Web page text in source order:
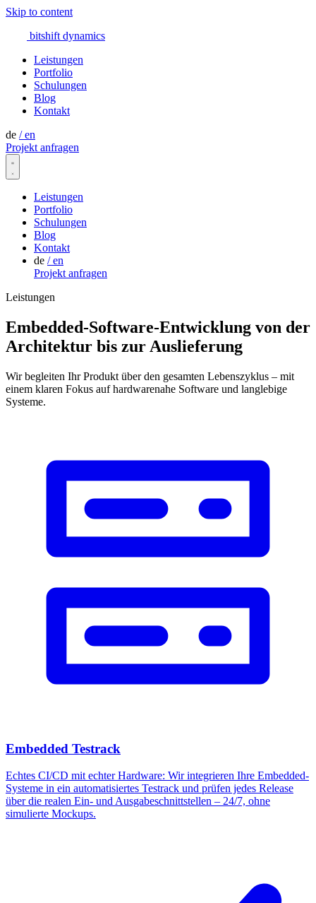
Skip to content
bitshift dynamics
Leistungen
Portfolio
Schulungen
Blog
Kontakt
de /en
Projekt anfragen
Leistungen
Portfolio
Schulungen
Blog
Kontakt
de /en
Projekt anfragen
Leistungen
Embedded-Software-Entwicklung von der
Architektur bis zur Auslieferung
Wir begleiten Ihr Produkt über den gesamten Lebenszyklus – mit
einem klaren Fokus auf hardwarenahe Software und langlebige
Systeme.
Embedded Testrack
Echtes CI/CD mit echter Hardware: Wir integrieren Ihre Embedded-
Systeme in ein automatisiertes Testrack und prüfen jedes Release
über die realen Ein- und Ausgabeschnittstellen – 24/7, ohne
simulierte Mockups.